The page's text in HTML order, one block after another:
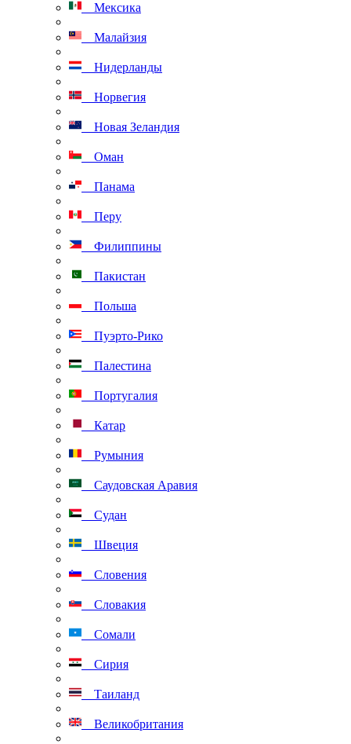
Мексика
Малайзия
Нидерланды
Норвегия
Новая Зеландия
Оман
Панама
Перу
Филиппины
Пакистан
Польша
Пуэрто-Рико
Палестина
Португалия
Катар
Румыния
Саудовская Аравия
Судан
Швеция
Словения
Словакия
Сомали
Сирия
Таиланд
Великобритания